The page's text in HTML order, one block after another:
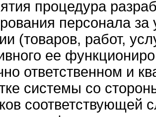
процедура
персонала
(товаров, работ,
ее
ответственном и
системы со